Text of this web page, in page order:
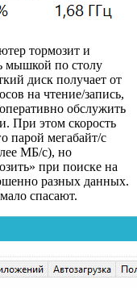
тормозит и
мышкой по столу
диск получает от
на чтение/запись,
обслужить
При этом скорость
парой мегабайт/с
МБ/с), но
при поиске на
разных данных.
спасают.